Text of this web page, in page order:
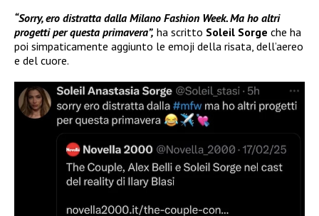
“Sorry, ero distratta dalla Milano Fashion Week. Ma ho altri
progetti per questa primavera”, ha scritto Soleil Sorge che ha
poi simpaticamente aggiunto le emoji della risata, dell’aereo
e del cuore.